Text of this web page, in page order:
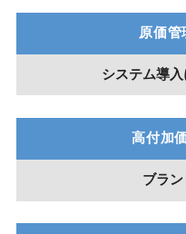
原価管
システム導
高付加
ブラ